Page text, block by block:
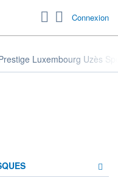
Connexion
Luxembourg Uzès